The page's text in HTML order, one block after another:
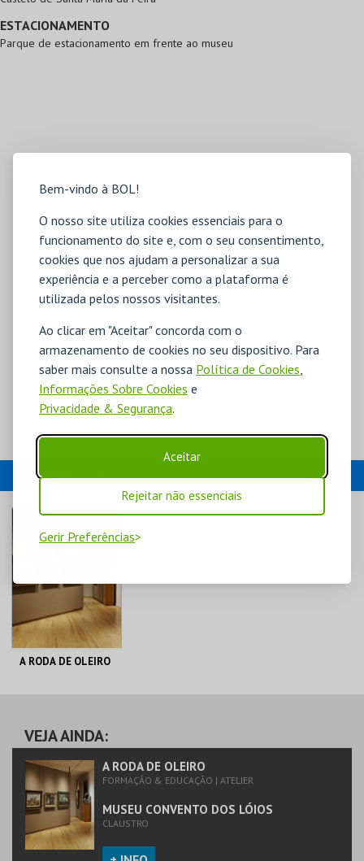
Bem-vindo à BOL!
O nosso site utiliza cookies essenciais para o
funcionamento do site e, com o seu consentimento,
cookies que nos ajudam a personalizar a sua
experiência e a perceber como a plataforma é
utilizada pelos nossos visitantes.
Ao clicar em "Aceitar" concorda com o
armazenamento de cookies no seu dispositivo. Para
saber mais consulte a nossa Política de Cookies,
Informações Sobre Cookies e
Privacidade & Segurança.
Aceitar
Rejeitar não essenciais
Gerir Preferências
ESTACIONAMENTO
Parque de estacionamento em frente ao museu
EVENTOS
A RODA DE OLEIRO
DOS LÓIOS
MAIS INFO
COMPRAR
VEJA AINDA:
A RODA DE OLEIRO
FORMAÇÃO & EDUCAÇÃO | ATELIER
MUSEU CONVENTO DOS LÓIOS
CLAUSTRO